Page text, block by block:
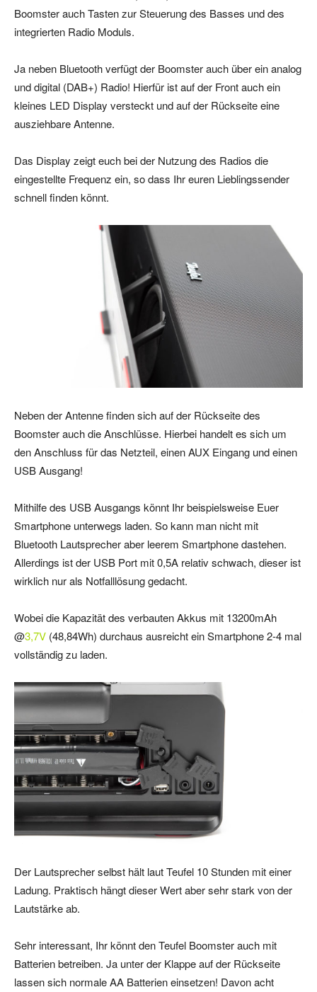
Boomster auch Tasten zur Steuerung des Basses und des
integrierten Radio Moduls.
Ja neben Bluetooth verfügt der Boomster auch über ein analog
und digital (DAB+) Radio! Hierfür ist auf der Front auch ein
kleines LED Display versteckt und auf der Rückseite eine
ausziehbare Antenne.
Das Display zeigt euch bei der Nutzung des Radios die
eingestellte Frequenz ein, so dass Ihr euren Lieblingssender
schnell finden könnt.
Neben der Antenne finden sich auf der Rückseite des
Boomster auch die Anschlüsse. Hierbei handelt es sich um
den Anschluss für das Netzteil, einen AUX Eingang und einen
USB Ausgang!
Mithilfe des USB Ausgangs könnt Ihr beispielsweise Euer
Smartphone unterwegs laden. So kann man nicht mit
Bluetooth Lautsprecher aber leerem Smartphone dastehen.
Allerdings ist der USB Port mit 0,5A relativ schwach, dieser ist
wirklich nur als Notfalllösung gedacht.
Wobei die Kapazität des verbauten Akkus mit 13200mAh
@3,7V (48,84Wh) durchaus ausreicht ein Smartphone 2-4 mal
vollständig zu laden.
Der Lautsprecher selbst hält laut Teufel 10 Stunden mit einer
Ladung. Praktisch hängt dieser Wert aber sehr stark von der
Lautstärke ab.
Sehr interessant, Ihr könnt den Teufel Boomster auch mit
Batterien betreiben. Ja unter der Klappe auf der Rückseite
lassen sich normale AA Batterien einsetzen! Davon acht